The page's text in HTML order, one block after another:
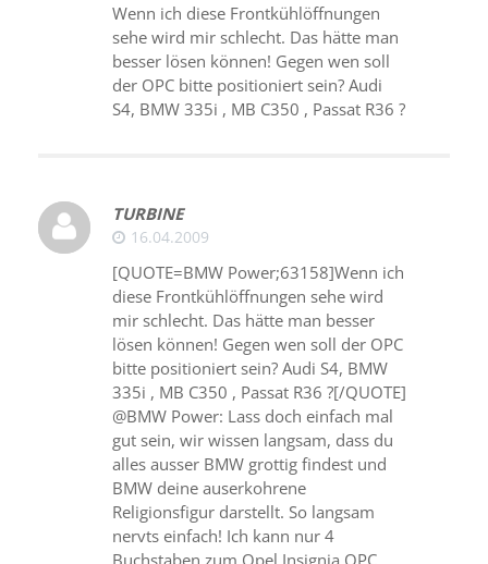
Wenn ich diese Frontkühlöffnungen
sehe wird mir schlecht. Das hätte man
besser lösen können! Gegen wen soll
der OPC bitte positioniert sein? Audi
S4, BMW 335i , MB C350 , Passat R36 ?
TURBINE
16.04.2009
[QUOTE=BMW Power;63158]Wenn ich
diese Frontkühlöffnungen sehe wird
mir schlecht. Das hätte man besser
lösen können! Gegen wen soll der OPC
bitte positioniert sein? Audi S4, BMW
335i , MB C350 , Passat R36 ?[/QUOTE]
@BMW Power: Lass doch einfach mal
gut sein, wir wissen langsam, dass du
alles ausser BMW grottig findest und
BMW deine auserkohrene
Religionsfigur darstellt. So langsam
nervts einfach! Ich kann nur 4
Buchstaben zum Opel Insignia OPC